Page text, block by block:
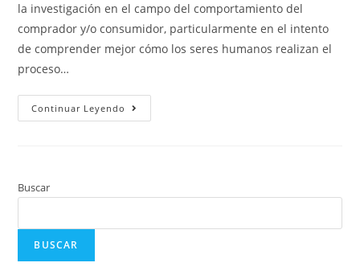
la investigación en el campo del comportamiento del
comprador y/o consumidor, particularmente en el intento
de comprender mejor cómo los seres humanos realizan el
proceso…
Continuar Leyendo
Buscar
BUSCAR